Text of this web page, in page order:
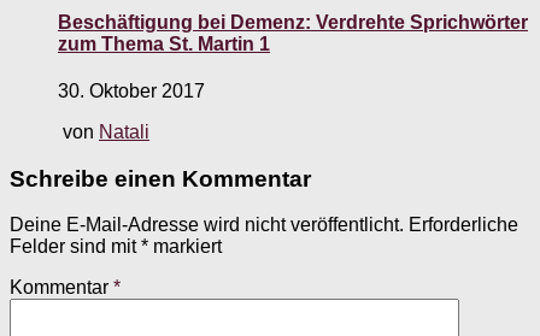
Beschäftigung bei Demenz: Verdrehte Sprichwörter
zum Thema St. Martin 1
30. Oktober 2017
von Natali
Schreibe einen Kommentar
Deine E-Mail-Adresse wird nicht veröffentlicht. Erforderliche
Felder sind mit* markiert
Kommentar *